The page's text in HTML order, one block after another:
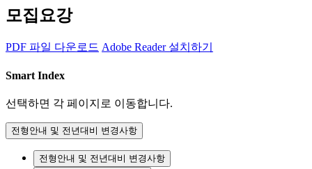
모집요강
PDF 파일 다운로드 Adobe Reader 설치하기
Smart Index
선택하면 각 페이지로 이동합니다.
전형안내 및 전년대비 변경사항
전형안내 및 전년대비 변경사항